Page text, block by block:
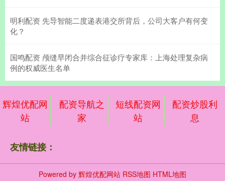
明利配资 先导智能二度递表港交所背后，公司大客户有何变
化？
国鸣配资 颅缝早闭合并综合征诊疗专家库：上海处理复杂病
例的权威医生名单
辉煌优配网
站
配资导航之
家
短线配资网
站
配资炒股利
息
友情链接：
Powered by 辉煌优配网站 RSS地图 HTML地图